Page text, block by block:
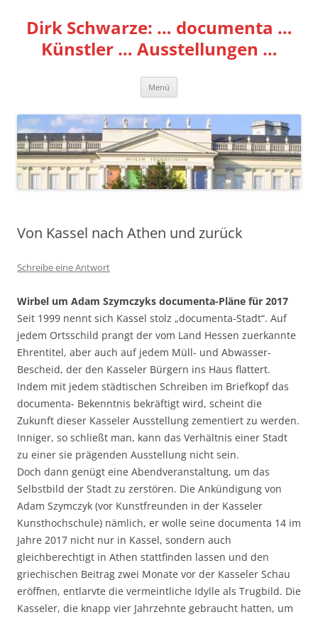
springen
Dirk Schwarze: … documenta …
Künstler … Ausstellungen …
Menü
Von Kassel nach Athen und zurück
Schreibe eine Antwort
Wirbel um Adam Szymczyks documenta-Pläne für 2017
Seit 1999 nennt sich Kassel stolz „documenta-Stadt“. Auf
jedem Ortsschild prangt der vom Land Hessen zuerkannte
Ehrentitel, aber auch auf jedem Müll- und Abwasser-
Bescheid, der den Kasseler Bürgern ins Haus flattert.
Indem mit jedem städtischen Schreiben im Briefkopf das
documenta- Bekenntnis bekräftigt wird, scheint die
Zukunft dieser Kasseler Ausstellung zementiert zu werden.
Inniger, so schließt man, kann das Verhältnis einer Stadt
zu einer sie prägenden Ausstellung nicht sein.
Doch dann genügt eine Abendveranstaltung, um das
Selbstbild der Stadt zu zerstören. Die Ankündigung von
Adam Szymczyk (vor Kunstfreunden in der Kasseler
Kunsthochschule) nämlich, er wolle seine documenta 14 im
Jahre 2017 nicht nur in Kassel, sondern auch
gleichberechtigt in Athen stattfinden lassen und den
griechischen Beitrag zwei Monate vor der Kasseler Schau
eröffnen, entlarvte die vermeintliche Idylle als Trugbild. Die
Kasseler, die knapp vier Jahrzehnte gebraucht hatten, um